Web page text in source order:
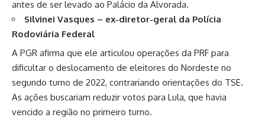
antes de ser levado ao Palácio da Alvorada.
Silvinei Vasques – ex-diretor-geral da Polícia
Rodoviária Federal
A PGR afirma que ele articulou operações da PRF para
dificultar o deslocamento de eleitores do Nordeste no
segundo turno de 2022, contrariando orientações do TSE.
As ações buscariam reduzir votos para Lula, que havia
vencido a região no primeiro turno.